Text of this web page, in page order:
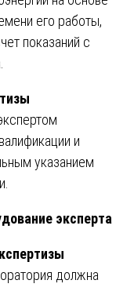
его работы,
показаний с
и
указанием
эксперта
должна